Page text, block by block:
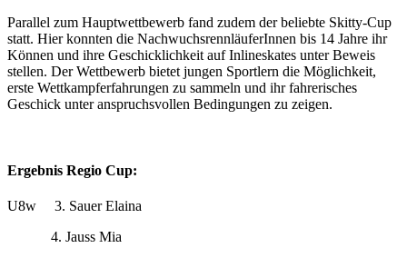
Parallel zum Hauptwettbewerb fand zudem der beliebte Skitty-Cup
statt. Hier konnten die NachwuchsrennläuferInnen bis 14 Jahre ihr
Können und ihre Geschicklichkeit auf Inlineskates unter Beweis
stellen. Der Wettbewerb bietet jungen Sportlern die Möglichkeit,
erste Wettkampferfahrungen zu sammeln und ihr fahrerisches
Geschick unter anspruchsvollen Bedingungen zu zeigen.
Ergebnis Regio Cup:
U8w 3. Sauer Elaina
4. Jauss Mia